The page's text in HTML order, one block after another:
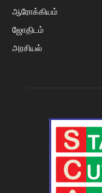
ஆரோக்கியம்
ஜோதிடம்
அரசியல்